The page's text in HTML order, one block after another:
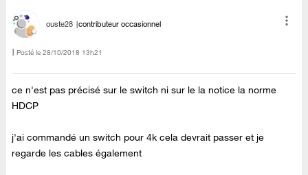
ouste28 contributeur occasionnel
Posté le ‎28/10/2018 13h21
ce n'est pas précisé sur le switch ni sur le la notice la norme
HDCP
j'ai commandé un switch pour 4k cela devrait passer et je
regarde les cables également